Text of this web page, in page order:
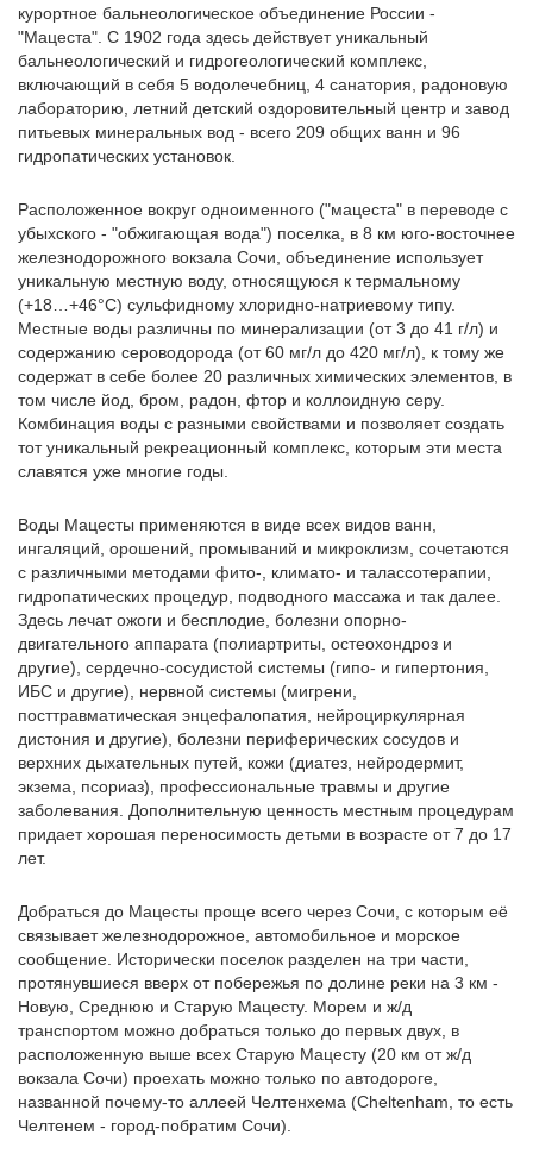
курортное бальнеологическое объединение России -
"Мацеста". С 1902 года здесь действует уникальный
бальнеологический и гидрогеологический комплекс,
включающий в себя 5 водолечебниц, 4 санатория, радоновую
лабораторию, летний детский оздоровительный центр и завод
питьевых минеральных вод - всего 209 общих ванн и 96
гидропатических установок.
Расположенное вокруг одноименного ("мацеста" в переводе с
убыхского - "обжигающая вода") поселка, в 8 км юго-восточнее
железнодорожного вокзала Сочи, объединение использует
уникальную местную воду, относящуюся к термальному
(+18…+46°С) сульфидному хлоридно-натриевому типу.
Местные воды различны по минерализации (от 3 до 41 г/л) и
содержанию сероводорода (от 60 мг/л до 420 мг/л), к тому же
содержат в себе более 20 различных химических элементов, в
том числе йод, бром, радон, фтор и коллоидную серу.
Комбинация воды с разными свойствами и позволяет создать
тот уникальный рекреационный комплекс, которым эти места
славятся уже многие годы.
Воды Мацесты применяются в виде всех видов ванн,
ингаляций, орошений, промываний и микроклизм, сочетаются
с различными методами фито-, климато- и талассотерапии,
гидропатических процедур, подводного массажа и так далее.
Здесь лечат ожоги и бесплодие, болезни опорно-
двигательного аппарата (полиартриты, остеохондроз и
другие), сердечно-сосудистой системы (гипо- и гипертония,
ИБС и другие), нервной системы (мигрени,
посттравматическая энцефалопатия, нейроциркулярная
дистония и другие), болезни периферических сосудов и
верхних дыхательных путей, кожи (диатез, нейродермит,
экзема, псориаз), профессиональные травмы и другие
заболевания. Дополнительную ценность местным процедурам
придает хорошая переносимость детьми в возрасте от 7 до 17
лет.
Добраться до Мацесты проще всего через Сочи, с которым её
связывает железнодорожное, автомобильное и морское
сообщение. Исторически поселок разделен на три части,
протянувшиеся вверх от побережья по долине реки на 3 км -
Новую, Среднюю и Старую Мацесту. Морем и ж/д
транспортом можно добраться только до первых двух, в
расположенную выше всех Старую Мацесту (20 км от ж/д
вокзала Сочи) проехать можно только по автодороге,
названной почему-то аллеей Челтенхема (Cheltenham, то есть
Челтенем - город-побратим Сочи).